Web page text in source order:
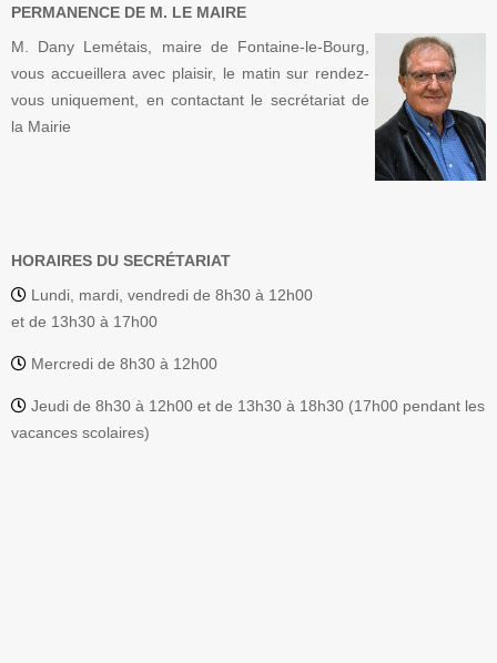
PERMANENCE DE M. LE MAIRE
M. Dany Lemétais, maire de Fontaine-le-Bourg,
vous accueillera avec plaisir, le matin sur rendez-
vous uniquement, en contactant le secrétariat de
la Mairie
HORAIRES DU SECRÉTARIAT
Lundi, mardi, vendredi de 8h30 à 12h00
et de 13h30 à 17h00
Mercredi de 8h30 à 12h00
Jeudi de 8h30 à 12h00 et de 13h30 à 18h30 (17h00 pendant les
vacances scolaires)